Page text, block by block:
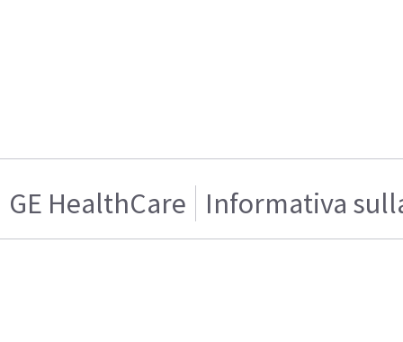
GE HealthCare Informativa